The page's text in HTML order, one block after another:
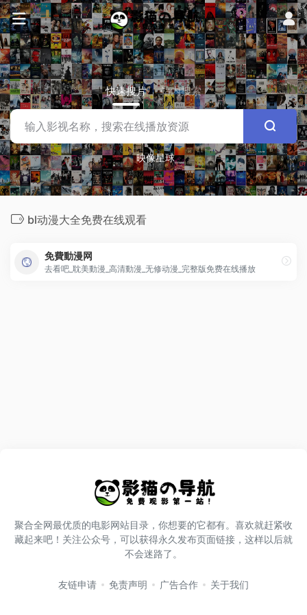
快速搜片 站内搜索
映像星球
bl动漫大全免费在线观看
免費動漫网
去看吧_耽美動漫_高清動漫_无修动漫_完整版免费在线播放
聚合全网最优质的电影网站目录，你想要的它都有。喜欢就赶紧收
藏起来吧！关注公众号，可以获得永久发布页面链接，这样以后就
不会迷路了。
友链申请 免责声明 广告合作 关于我们